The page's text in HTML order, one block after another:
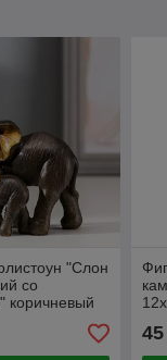
"Слон
со
коричневый
45